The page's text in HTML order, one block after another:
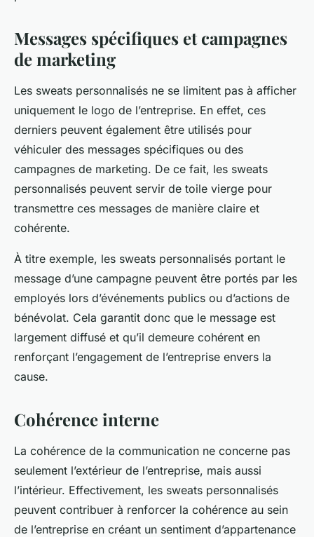
Messages spécifiques et campagnes
de marketing
Les sweats personnalisés ne se limitent pas à afficher
uniquement le logo de l’entreprise. En effet, ces
derniers peuvent également être utilisés pour
véhiculer des messages spécifiques ou des
campagnes de marketing. De ce fait, les sweats
personnalisés peuvent servir de toile vierge pour
transmettre ces messages de manière claire et
cohérente.
À titre exemple, les sweats personnalisés portant le
message d’une campagne peuvent être portés par les
employés lors d’événements publics ou d’actions de
bénévolat. Cela garantit donc que le message est
largement diffusé et qu’il demeure cohérent en
renforçant l’engagement de l’entreprise envers la
cause.
Cohérence interne
La cohérence de la communication ne concerne pas
seulement l’extérieur de l’entreprise, mais aussi
l’intérieur. Effectivement, les sweats personnalisés
peuvent contribuer à renforcer la cohérence au sein
de l’entreprise en créant un sentiment d’appartenance